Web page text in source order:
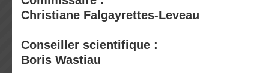
Christiane Falgayrettes-Leveau
Conseiller scientifique :
Boris Wastiau